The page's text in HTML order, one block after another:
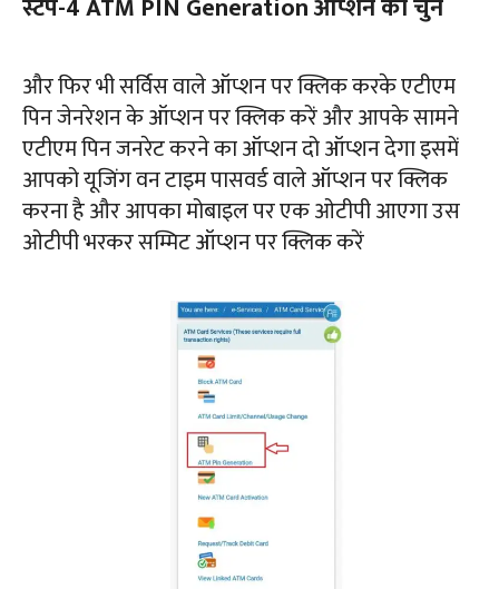
स्टेप-4 ATM PIN Generation ऑप्शन को चुनें
और फिर भी सर्विस वाले ऑप्शन पर क्लिक करके एटीएम
पिन जेनरेशन के ऑप्शन पर क्लिक करें और आपके सामने
एटीएम पिन जनरेट करने का ऑप्शन दो ऑप्शन देगा इसमें
आपको यूजिंग वन टाइम पासवर्ड वाले ऑप्शन पर क्लिक
करना है और आपका मोबाइल पर एक ओटीपी आएगा उस
ओटीपी भरकर सम्मिट ऑप्शन पर क्लिक करें